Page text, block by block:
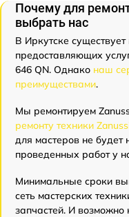
Почему для
выбрать нас
В Иркутске
предоставляющих
646 QN. Однако наш
преимуществами.
Мы ремонтируем
ремонту техники
для мастеров не
проведенных работ у
Минимальные сроки
сеть мастерских
запчастей. И